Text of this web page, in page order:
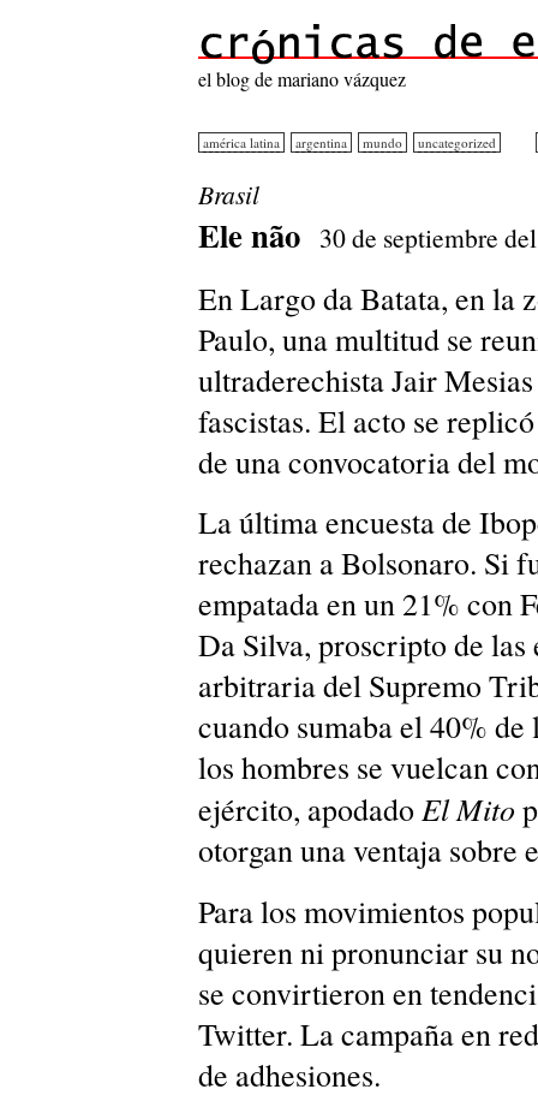
el blog de mariano vázquez
américa latina argentina mundo uncategorized
Brasil
Ele não 30 de septiembre
En Largo da Batata, en la
Paulo, una multitud se
ultraderechista Jair
fascistas. El acto se
de una convocatoria del
La última encuesta de
rechazan a Bolsonaro. Si
empatada en un 21% con
Da Silva, proscripto de
arbitraria del Supremo
cuando sumaba el 40%
los hombres se vuelcan
ejército, apodadoEl Mito
otorgan una ventaja sobre
Para los movimientos
quieren ni pronunciar su
se convirtieron en
Twitter. La campaña en
de adhesiones.